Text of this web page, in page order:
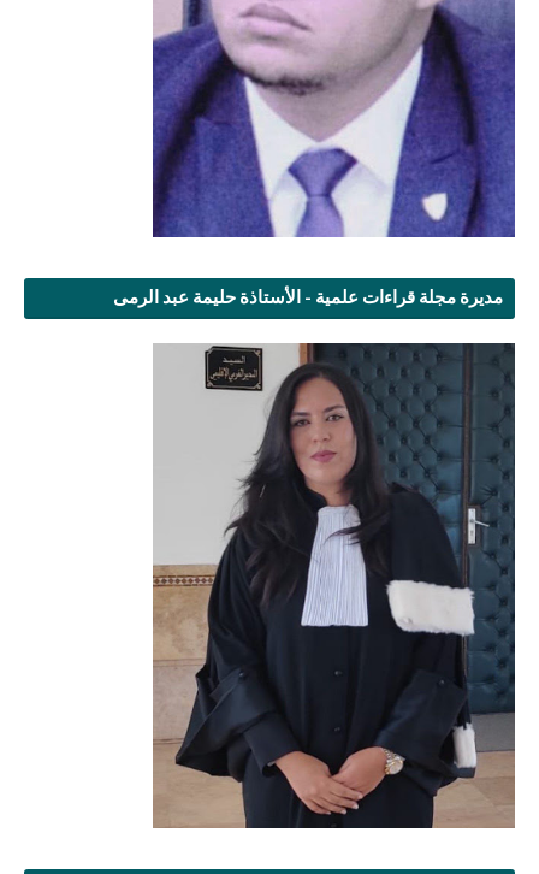
مديرة مجلة قراءات علمية - الأستاذة حليمة عبد الرمى